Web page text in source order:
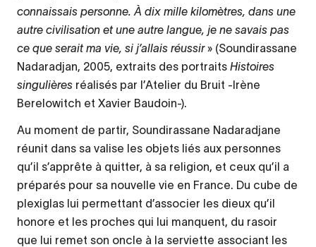
connaissais personne. À dix mille kilomètres, dans une
autre civilisation et une autre langue, je ne savais pas
ce que serait ma vie, si j’allais réussir» (Soundirassane
Nadaradjan, 2005, extraits des portraits Histoires
singulières réalisés par l’Atelier du Bruit -Irène
Berelowitch et Xavier Baudoin-).
Au moment de partir, Soundirassane Nadaradjane
réunit dans sa valise les objets liés aux personnes
qu’il s’apprête à quitter, à sa religion, et ceux qu’il a
préparés pour sa nouvelle vie en France. Du cube de
plexiglas lui permettant d’associer les dieux qu’il
honore et les proches qui lui manquent, du rasoir
que lui remet son oncle à la serviette associant les